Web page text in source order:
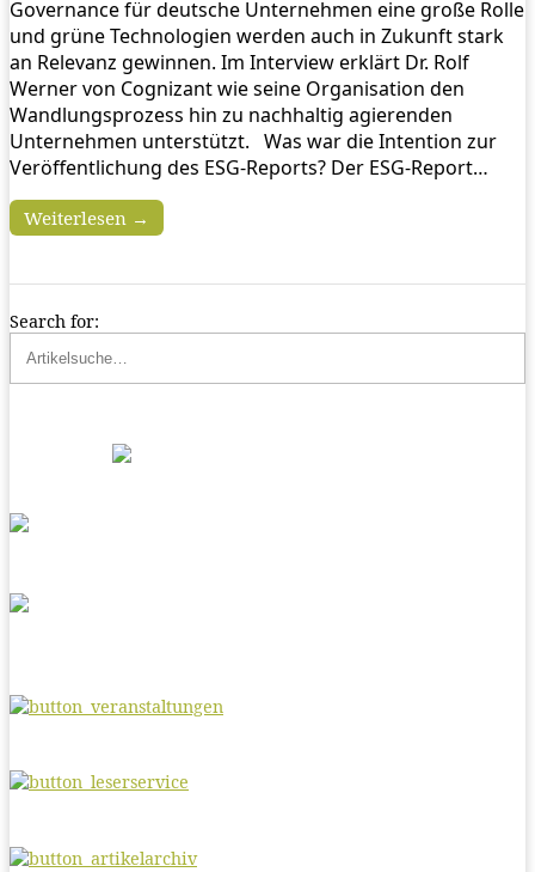
Governance für deutsche Unternehmen eine große Rolle
und grüne Technologien werden auch in Zukunft stark
an Relevanz gewinnen. Im Interview erklärt Dr. Rolf
Werner von Cognizant wie seine Organisation den
Wandlungsprozess hin zu nachhaltig agierenden
Unternehmen unterstützt. Was war die Intention zur
Veröffentlichung des ESG-Reports? Der ESG-Report…
Weiterlesen →
Search for: